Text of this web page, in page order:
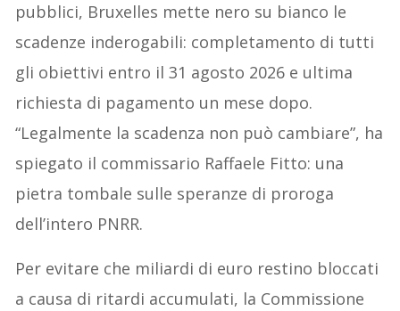
pubblici, Bruxelles mette nero su bianco le
scadenze inderogabili: completamento di tutti
gli obiettivi entro il 31 agosto 2026 e ultima
richiesta di pagamento un mese dopo.
“Legalmente la scadenza non può cambiare”, ha
spiegato il commissario Raffaele Fitto: una
pietra tombale sulle speranze di proroga
dell’intero PNRR.
Per evitare che miliardi di euro restino bloccati
a causa di ritardi accumulati, la Commissione